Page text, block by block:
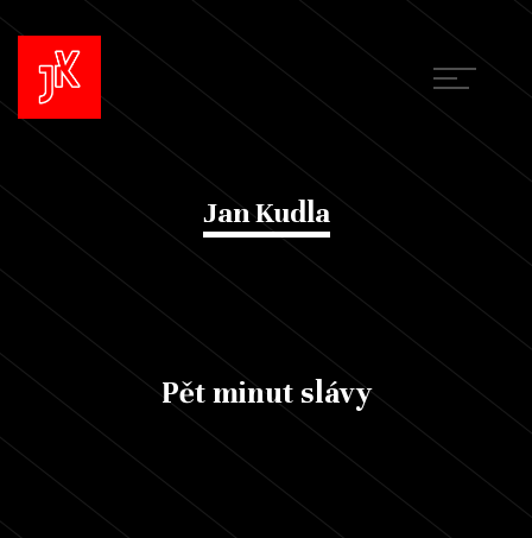
Jan Kudla
Pět minut slávy